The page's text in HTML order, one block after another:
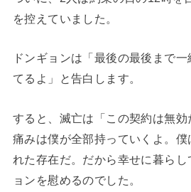
を控えていました。
ドンギョンは「最後の最後まで
てるよ」と告白します。
すると、滅亡は「この契約は無効
痛みは僕が全部持っていくよ。
れた存在だ。だから幸せに暮ら
ョンを慰めるのでした。